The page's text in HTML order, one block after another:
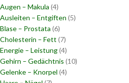
Augen – Makula (4)
Ausleiten – Entgiften (5)
Blase – Prostata (6)
Cholesterin – Fett (7)
Energie – Leistung(4)
Gehirn – Gedächtnis (10)
Gelenke – Knorpel (4)